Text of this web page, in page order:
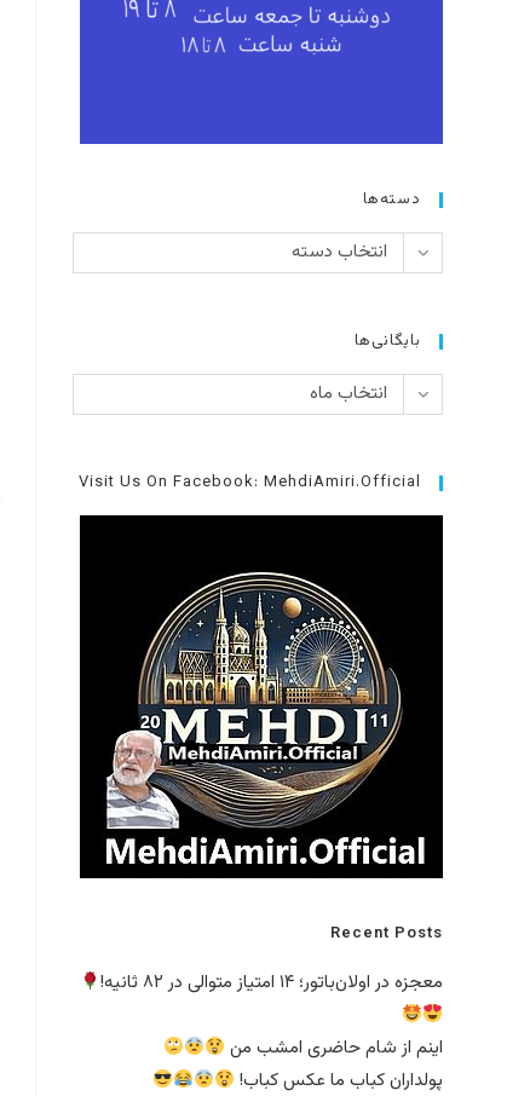
دسته‌ها
دسته‌ها انتخاب دسته
بایگانی‌ها
بایگانی‌هاانتخاب ماه
Visit Us On Facebook: MehdiAmiri.Official
Recent Posts
معجزه در اولان‌باتور؛ ۱۴ امتیاز متوالی در ۸۲ ثانیه!
اینم از شام حاضری امشب من
پولداران کباب ما عکس کباب!